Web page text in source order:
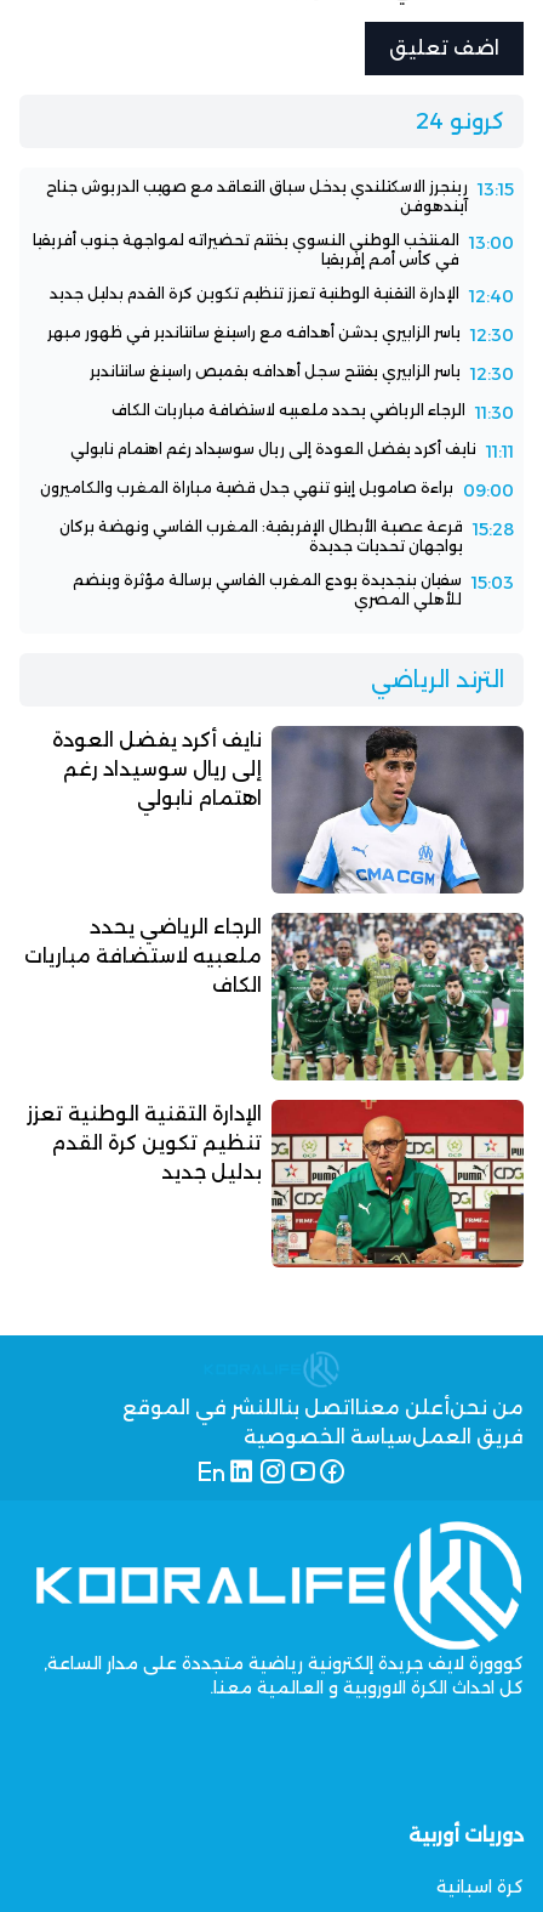
كرونو 24
13:15 رينجرز الاسكتلندي يدخل سباق التعاقد مع صهيب الدريوش جناح
آيندهوفن
13:00
المنتخب الوطني النسوي يختتم تحضيراته لمواجهة جنوب أفريقيا
في كأس أمم إفريقيا
12:40 الإدارة التقنية الوطنية تعزز تنظيم تكوين كرة القدم بدليل جديد
12:30 ياسر الزابيري يدشن أهدافه مع راسينغ سانتاندير في ظهور مبهر
12:30 ياسر الزابيري يفتتح سجل أهدافه بقميص راسينغ سانتاندير
11:30 الرجاء الرياضي يحدد ملعبيه لاستضافة مباريات الكاف
11:11 نايف أكرد يفضل العودة إلى ريال سوسيداد رغم اهتمام نابولي
09:00 براءة صامويل إيتو تنهي جدل قضية مباراة المغرب والكاميرون
15:28 قرعة عصبة الأبطال الإفريقية: المغرب الفاسي ونهضة بركان
يواجهان تحديات جديدة
15:03 سفيان بنجديدة يودع المغرب الفاسي برسالة مؤثرة وينضم
للأهلي المصري
الترند الرياضي
نايف أكرد يفضل العودة
إلى ريال سوسيداد رغم
اهتمام نابولي
الرجاء الرياضي يحدد
ملعبيه لاستضافة مباريات
الكاف
الإدارة التقنية الوطنية تعزز
تنظيم تكوين كرة القدم
بدليل جديد
من نحنأعلن معنا اتصل بنا للنشر في الموقع
فريق العملسياسة الخصوصية
كووورة لايف جريدة إلكترونية رياضية متجددة على مدار الساعة,
كل احداث الكرة الاوروبية و العالمية معنا.
دوريات أوربية
كرة اسبانية